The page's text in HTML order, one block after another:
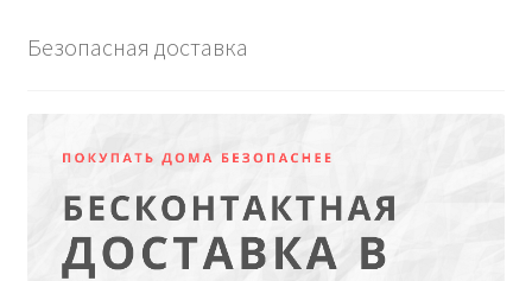
Безопасная доставка